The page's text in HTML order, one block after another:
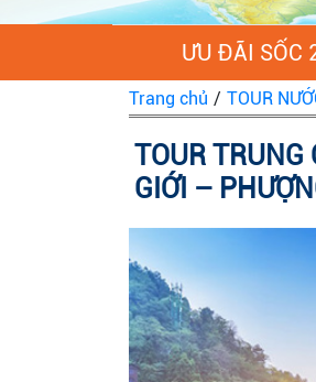
ƯU ĐÃI SỐC
Trang chủ / TOUR
TOUR TRUNG
GIỚI –